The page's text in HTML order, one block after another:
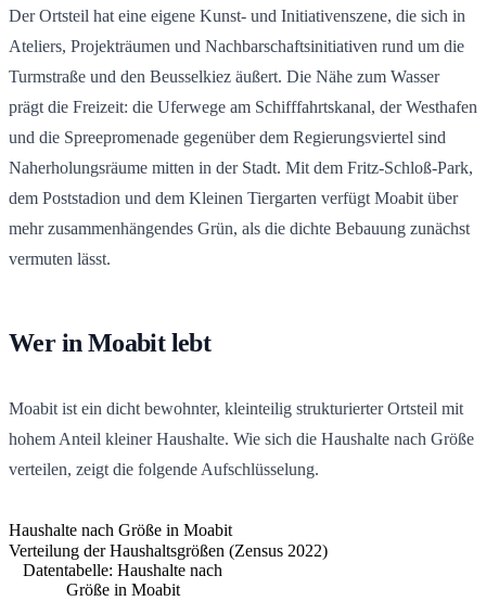
Der Ortsteil hat eine eigene Kunst- und Initiativenszene, die sich in
Ateliers, Projekträumen und Nachbarschaftsinitiativen rund um die
Turmstraße und den Beusselkiez äußert. Die Nähe zum Wasser
prägt die Freizeit: die Uferwege am Schifffahrtskanal, der Westhafen
und die Spreepromenade gegenüber dem Regierungsviertel sind
Naherholungsräume mitten in der Stadt. Mit dem Fritz-Schloß-Park,
dem Poststadion und dem Kleinen Tiergarten verfügt Moabit über
mehr zusammenhängendes Grün, als die dichte Bebauung zunächst
vermuten lässt.
Wer in Moabit lebt
Moabit ist ein dicht bewohnter, kleinteilig strukturierter Ortsteil mit
hohem Anteil kleiner Haushalte. Wie sich die Haushalte nach Größe
verteilen, zeigt die folgende Aufschlüsselung.
Haushalte nach Größe in Moabit
Verteilung der Haushaltsgrößen (Zensus 2022)
Datentabelle: Haushalte nach
Größe in Moabit